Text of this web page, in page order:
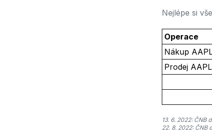
Nejlépe si
Operace
Nákup
Prodej
13. 6. 2022: ČNB
22. 8. 2022: ČNB